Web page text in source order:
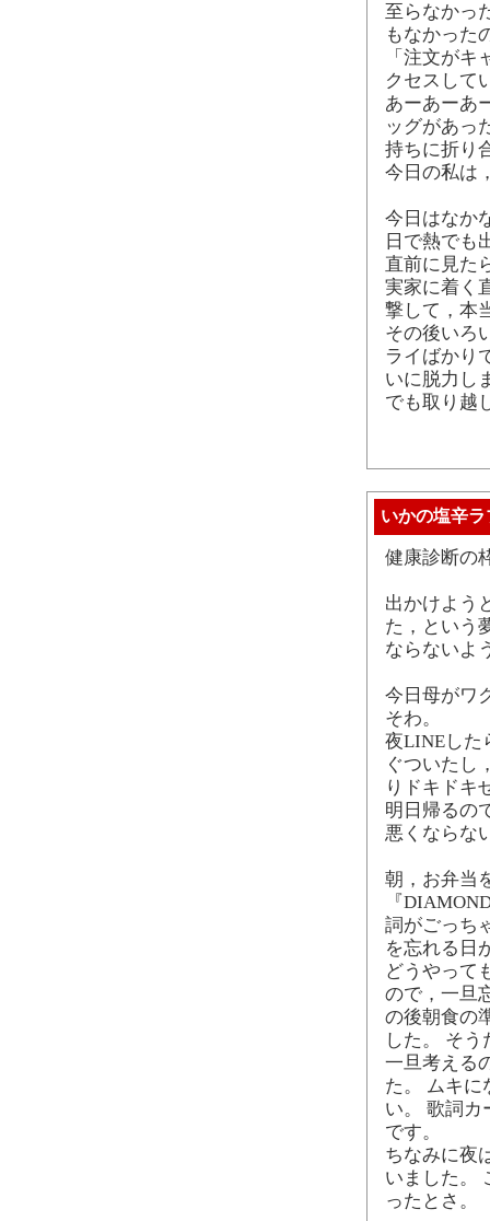
至らなかっ
もなかった
「注文が
クセスして
あーあーあ
ッグがあっ
持ちに折り
今日の私は
今日はなか
日で熱でも
直前に見た
実家に着く
撃して，本
その後いろ
ライばかり
いに脱力し
でも取り越
いかの塩辛ラ
健康診断の
出かけよう
た，という
ならないよ
今日母がワ
そわ。
夜LINEした
ぐついたし
りドキドキ
明日帰るの
悪くならな
朝，お弁当
『
詞がごっち
を忘れる日
どうやって
ので，一旦
の後朝食の
した。 そ
一旦考える
た。 ムキに
い。 歌詞カ
です。
ちなみに夜
いました。
ったとさ。